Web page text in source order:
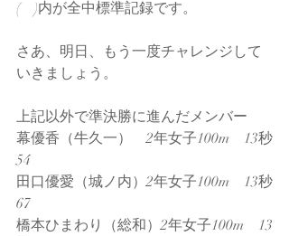
(　)内が全中標準記録です。
さあ、明日、もう一度チャレンジして
いきましょう。
上記以外で準決勝に進んだメンバー
幕優香（牛久一）　2年女子100m　13秒
54
田口優愛（城ノ内）2年女子100m　13秒
67
橋本ひまわり（総和）2年女子100m　13